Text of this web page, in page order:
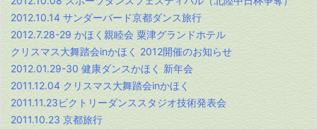
2012.10.14 サンダーバード京都ダンス旅行
2012.7.28-29 かほく親睦会 粟津グランドホテル
クリスマス大舞踏会inかほく 2012開催のお知らせ
2012.01.29-30 健康ダンスかほく 新年会
2011.12.04 クリスマス大舞踏会inかほく
2011.11.23ビクトリーダンススタジオ技術発表会
2011.10.23 京都旅行